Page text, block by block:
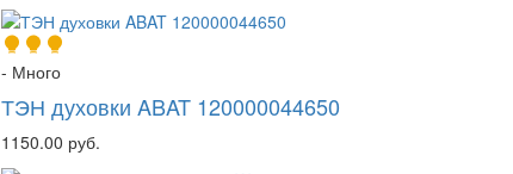
- Много
ТЭН духовки ABAT 120000044650
1150.00 руб.